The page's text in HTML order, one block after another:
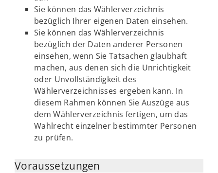
Sie können das Wählerverzeichnis
bezüglich Ihrer eigenen Daten einsehen.
Sie können das Wählerverzeichnis
bezüglich der Daten anderer Personen
einsehen, wenn Sie Tatsachen glaubhaft
machen, aus denen sich die Unrichtigkeit
oder Unvollständigkeit des
Wählerverzeichnisses ergeben kann. In
diesem Rahmen können Sie Auszüge aus
dem Wählerverzeichnis fertigen, um das
Wahlrecht einzelner bestimmter Personen
zu prüfen.
Voraussetzungen